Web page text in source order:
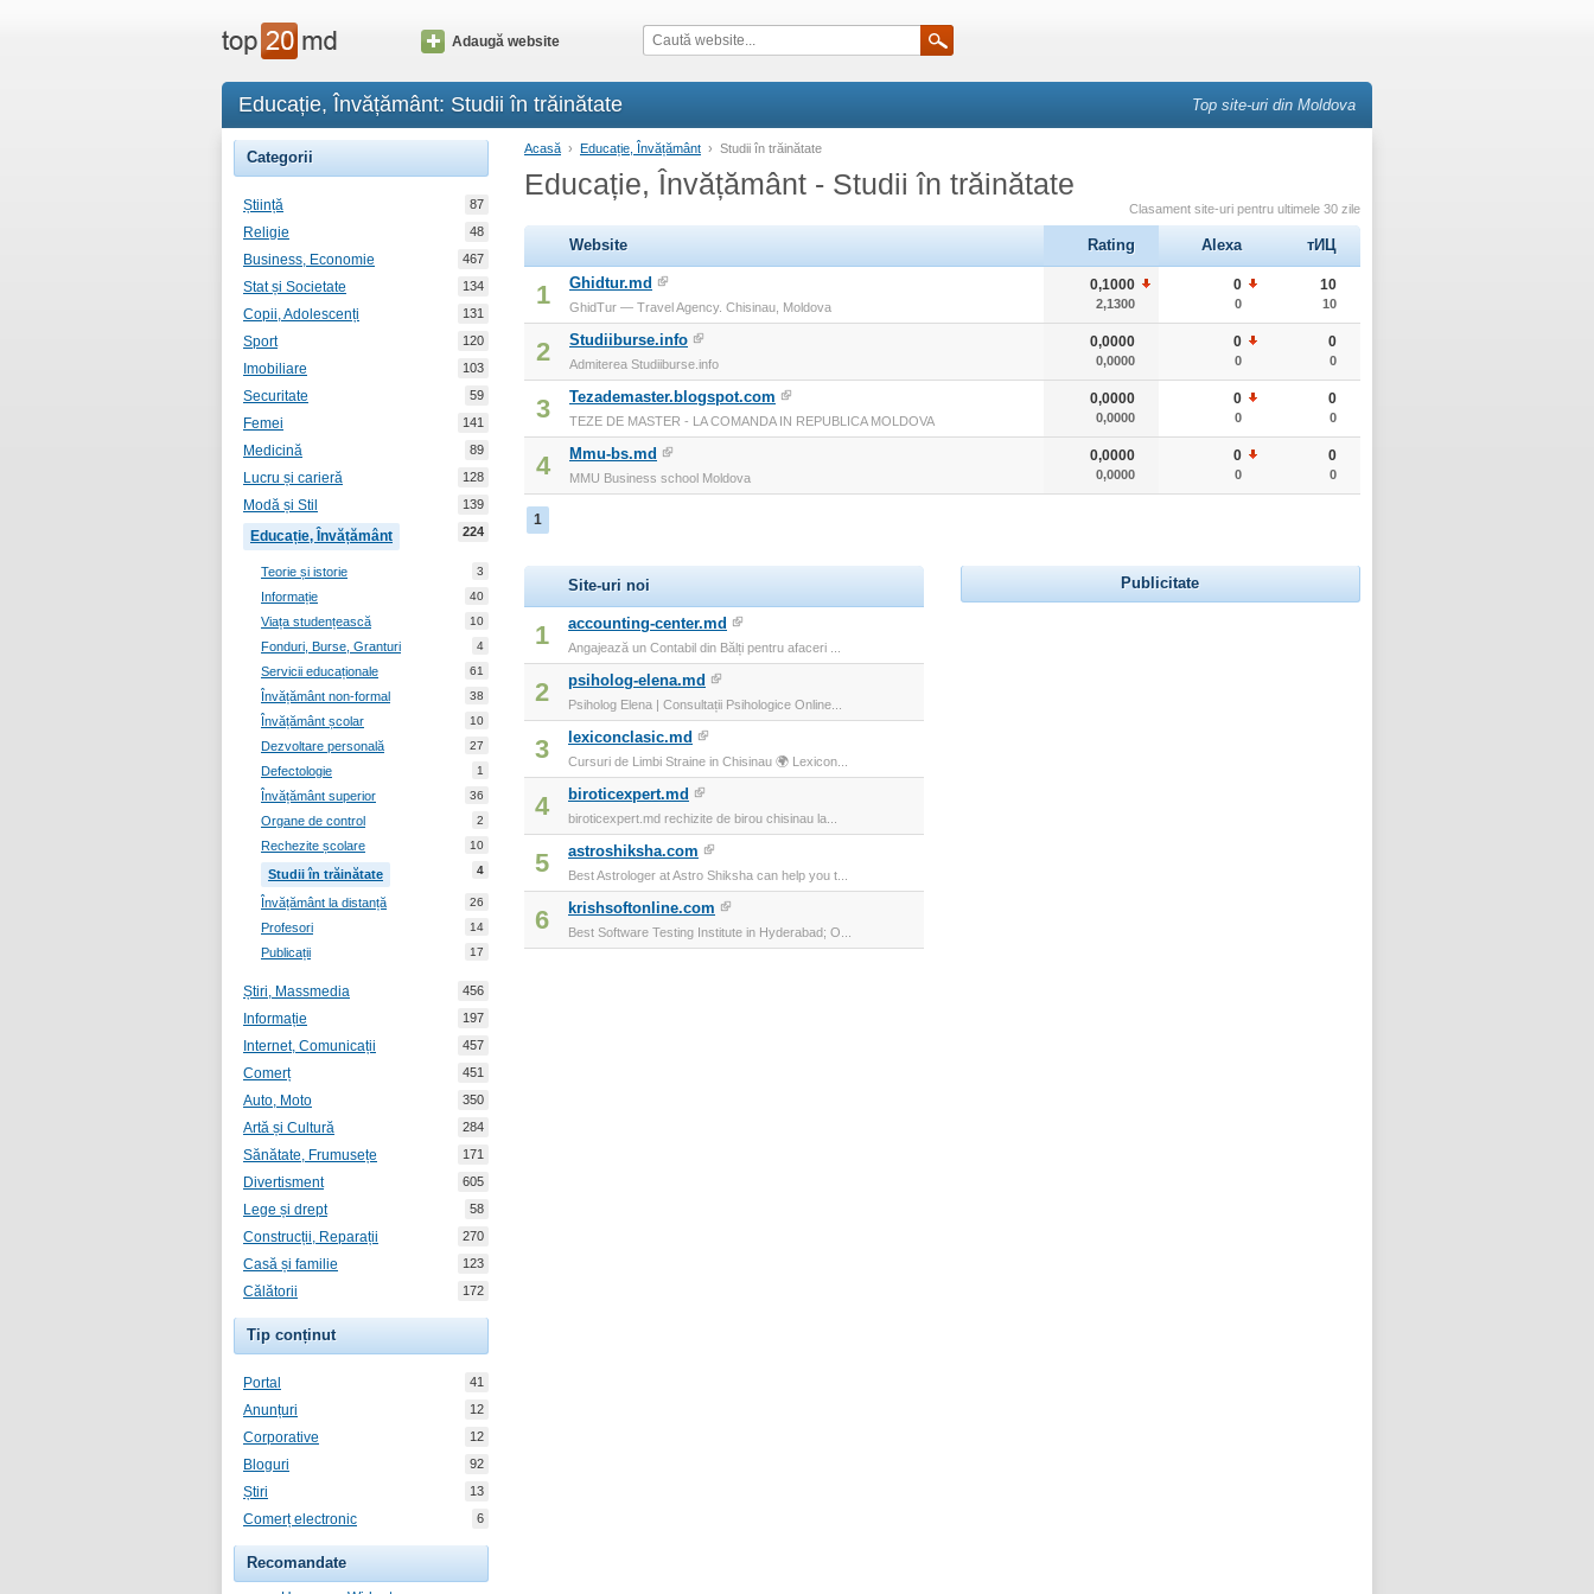
Adaugă website
Educație, Învățământ: Studii în trăinătate Top site-uri din Moldova
Categorii
Știință 87
Religie 48
Business, Economie 467
Stat și Societate 134
Copii, Adolescenți 131
Sport 120
Imobiliare 103
Securitate 59
Femei 141
Medicină 89
Lucru și carieră 128
Modă și Stil 139
Educație, Învățământ 224
Teorie și istorie 3
Informație 40
Viața studențească 10
Fonduri, Burse, Granturi 4
Servicii educaționale 61
Învățământ non-formal 38
Învățământ școlar 10
Dezvoltare personală 27
Defectologie 1
Învățământ superior 36
Organe de control 2
Rechezite școlare 10
Studii în trăinătate 4
Învățământ la distanță 26
Profesori 14
Publicații 17
Știri, Massmedia 456
Informație 197
Internet, Comunicații 457
Comerț 451
Auto, Moto 350
Artă și Cultură 284
Sănătate, Frumusețe 171
Divertisment 605
Lege și drept 58
Construcții, Reparații 270
Casă și familie 123
Călătorii 172
Tip conținut
Portal 41
Anunțuri 12
Corporative 12
Bloguri 92
Știri 13
Comerț electronic 6
Recomandate
Acasă › Educație, Învățământ › Studii în trăinătate
Educație, Învățământ - Studii în trăinătate
Clasament site-uri pentru ultimele 30 zile
Website Rating Alexa тИЦ
1 Ghidtur.md
GhidTur — Travel Agency. Chisinau, Moldova
0,1000
2,1300
0
0
10
10
2 Studiiburse.info
Admiterea Studiiburse.info
0,0000
0,0000
0
0
0
0
3 Tezademaster.blogspot.com
TEZE DE MASTER - LA COMANDA IN REPUBLICA MOLDOVA
0,0000
0,0000
0
0
0
0
4 Mmu-bs.md
MMU Business school Moldova
0,0000
0,0000
0
0
0
0
1
Site-uri noi
1 accounting-center.md
Angajează un Contabil din Bălți pentru afaceri ...
2 psiholog-elena.md
Psiholog Elena | Consultații Psihologice Online...
3 lexiconclasic.md
Cursuri de Limbi Straine in Chisinau 🌍 Lexicon...
4 biroticexpert.md
biroticexpert.md rechizite de birou chisinau la...
5 astroshiksha.com
Best Astrologer at Astro Shiksha can help you t...
6 krishsoftonline.com
Best Software Testing Institute in Hyderabad; O...
Publicitate